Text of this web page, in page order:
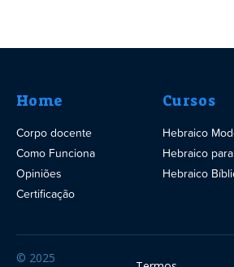
Home
Corpo docente
Como Funciona
Opiniões
Certificação
Cursos
Hebraico
Hebraico
Hebraico
© 2025